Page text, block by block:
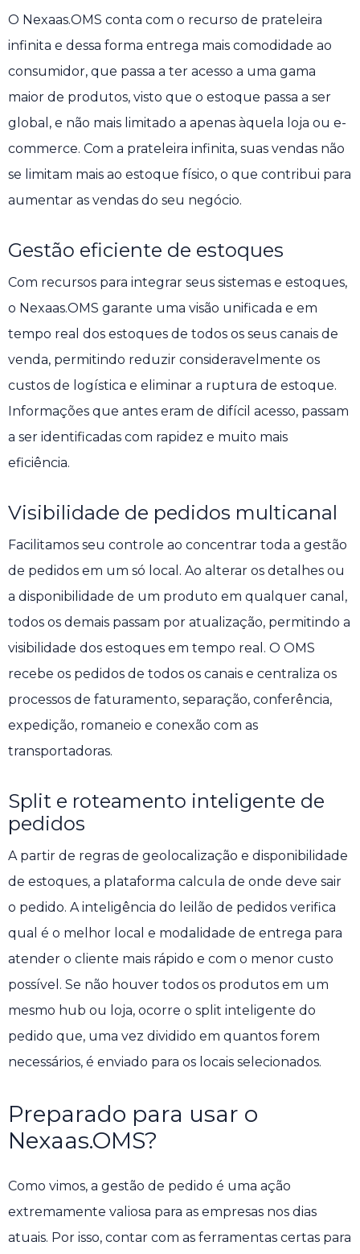
O Nexaas.OMS conta com o recurso de prateleira
infinita e dessa forma entrega mais comodidade ao
consumidor, que passa a ter acesso a uma gama
maior de produtos, visto que o estoque passa a ser
global, e não mais limitado a apenas àquela loja ou e-
commerce. Com a prateleira infinita, suas vendas não
se limitam mais ao estoque físico, o que contribui para
aumentar as vendas do seu negócio.
Gestão eficiente de estoques
Com recursos para integrar seus sistemas e estoques,
o Nexaas.OMS garante uma visão unificada e em
tempo real dos estoques de todos os seus canais de
venda, permitindo reduzir consideravelmente os
custos de logística e eliminar a ruptura de estoque.
Informações que antes eram de difícil acesso, passam
a ser identificadas com rapidez e muito mais
eficiência.
Visibilidade de pedidos multicanal
Facilitamos seu controle ao concentrar toda a gestão
de pedidos em um só local. Ao alterar os detalhes ou
a disponibilidade de um produto em qualquer canal,
todos os demais passam por atualização, permitindo a
visibilidade dos estoques em tempo real. O OMS
recebe os pedidos de todos os canais e centraliza os
processos de faturamento, separação, conferência,
expedição, romaneio e conexão com as
transportadoras.
Split e roteamento inteligente de
pedidos
A partir de regras de geolocalização e disponibilidade
de estoques, a plataforma calcula de onde deve sair
o pedido. A inteligência do leilão de pedidos verifica
qual é o melhor local e modalidade de entrega para
atender o cliente mais rápido e com o menor custo
possível. Se não houver todos os produtos em um
mesmo hub ou loja, ocorre o split inteligente do
pedido que, uma vez dividido em quantos forem
necessários, é enviado para os locais selecionados.
Preparado para usar o
Nexaas.OMS?
Como vimos, a gestão de pedido é uma ação
extremamente valiosa para as empresas nos dias
atuais. Por isso, contar com as ferramentas certas para